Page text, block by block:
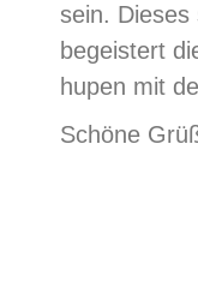
sein.
begeistert
hupen mit
Schöne